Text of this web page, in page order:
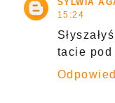
SYLWIA
15:24
tacie